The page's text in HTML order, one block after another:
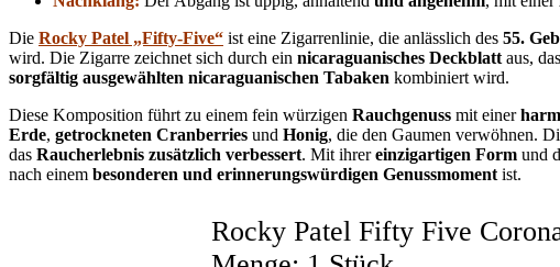
Die Rocky Patel „Fifty-Five“ ist eine Zigarrenlinie, die anlässlich des 55.
wird. Die Zigarre zeichnet sich durch ein nicaraguanisches Deckblatt aus,
sorgfältig ausgewählten nicaraguanischen Tabaken kombiniert wird.
Diese Komposition führt zu einem fein würzigen Rauchgenuss mit einer
Erde, getrockneten Cranberries und Honig, die den Gaumen verwöhnen.
das Raucherlebnis zusätzlich verbessert. Mit ihrereinzigartigen Form und
nach einem besonderen und erinnerungswürdigen Genussmoment ist.
Rocky Patel Fifty Five